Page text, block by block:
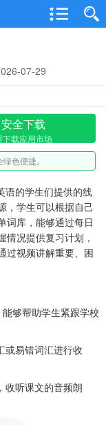
07-29
安全下载
下载应用市场
色便捷。
语的学生们提供的线
，学生可以根据自己
词库，能够通过每日
况提供复习计划，
过视频讲解重要、困
够帮助学生紧跟学校
易错词汇进行收
听课文的音频朗